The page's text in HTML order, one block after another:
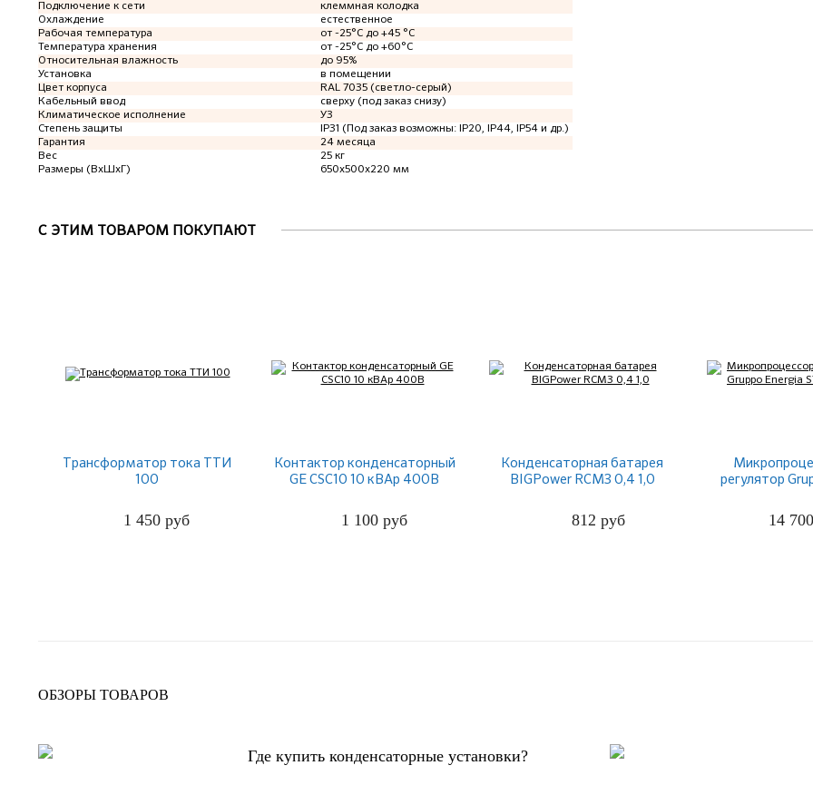
Подключение к сети
клеммная колодка
Охлаждение
естественное
Рабочая температура
от -25°C до +45 °C
Температура хранения
от -25°C до +60°C
Относительная влажность
до 95%
Установка
в помещении
Цвет корпуса
RAL 7035 (светло-серый)
Кабельный ввод
сверху (под заказ снизу)
Климатическое исполнение
У3
Степень защиты
IP31 (Под заказ возможны: IP20, IP44, IP54 и др.)
Гарантия
24 месяца
Вес
25 кг
Размеры (ВхШхГ)
650х500х220 мм
С ЭТИМ ТОВАРОМ ПОКУПАЮТ
Трансформатор тока ТТИ
100
1 450 руб
Контактор конденсаторный
GE CSC10 10 кВАр 400В
1 100 руб
Конденсаторная батарея
BIGPower RCM3 0,4 1,0
812 руб
регулятор
14 700
ОБЗОРЫ ТОВАРОВ
Где купить конденсаторные установки?